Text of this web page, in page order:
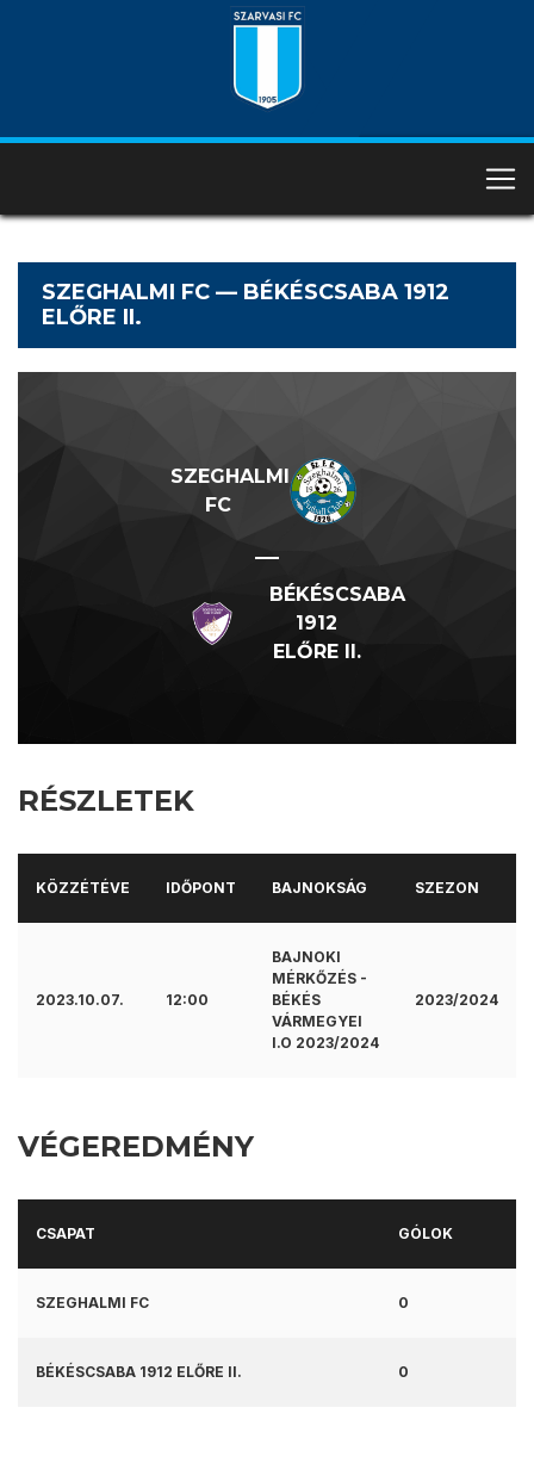
SZEGHALMI FC — BÉKÉSCSABA 1912
ELŐRE II.
SZEGHALMI
FC
—
BÉKÉSCSABA
1912
ELŐRE II.
RÉSZLETEK
KÖZZÉTÉVE IDŐPONT BAJNOKSÁG SZEZON
2023.10.07. 12:00
BAJNOKI
MÉRKŐZÉS -
BÉKÉS
VÁRMEGYEI
I.O 2023/2024
2023/2024
VÉGEREDMÉNY
CSAPAT GÓLOK
SZEGHALMI FC 0
BÉKÉSCSABA 1912 ELŐRE II. 0